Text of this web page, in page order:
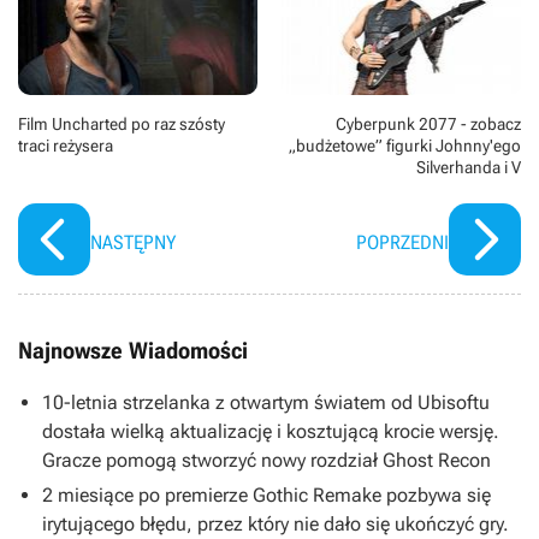
Film Uncharted po raz szósty
traci reżysera
NASTĘPNY
Cyberpunk 2077 - zobacz
„budżetowe” figurki Johnny'ego
Silverhanda i V
POPRZEDNI
Najnowsze Wiadomości
10-letnia strzelanka z otwartym światem od Ubisoftu
dostała wielką aktualizację i kosztującą krocie wersję.
Gracze pomogą stworzyć nowy rozdział Ghost Recon
2 miesiące po premierze Gothic Remake pozbywa się
irytującego błędu, przez który nie dało się ukończyć gry.